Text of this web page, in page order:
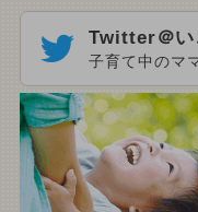
Twitter＠い
子育て中のマ